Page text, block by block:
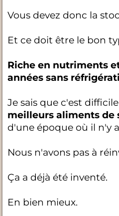
Vous devez donc la
Et ce doit être le bon
Riche en nutriments
années sans
Je sais que c'est
meilleurs aliments de
d'une époque où il n'y
Nous n'avons pas à
Ça a déjà été inventé.
En bien mieux.